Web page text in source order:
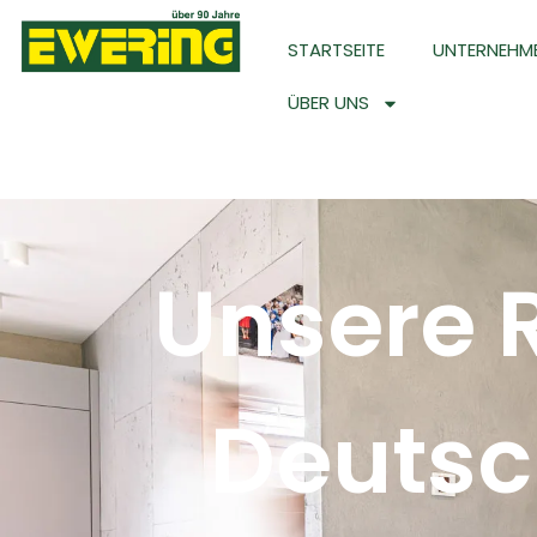
STARTSEITE
ÜBER UNS
Unsere